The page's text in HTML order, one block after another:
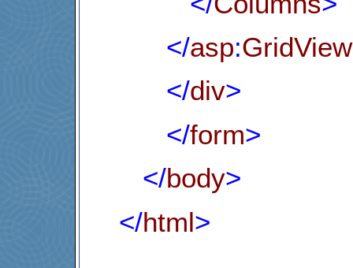
</asp:GridView
</div>
</form>
</body>
</html>